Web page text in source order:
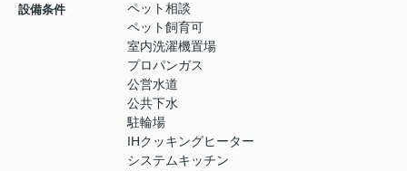
設備条件
ペット相談
ペット飼育可
室内洗濯機置場
プロパンガス
公営水道
公共下水
駐輪場
IHクッキングヒーター
システムキッチン